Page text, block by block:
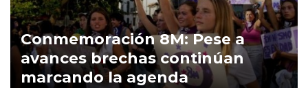
Conmemoración 8M: Pese a
avances brechas continúan
marcando la agenda